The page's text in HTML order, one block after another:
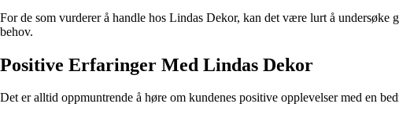
For de som vurderer å handle hos Lindas Dekor, kan det være lurt å undersøke
behov.
Positive Erfaringer Med Lindas Dekor
Det er alltid oppmuntrende å høre om kundenes positive opplevelser med en